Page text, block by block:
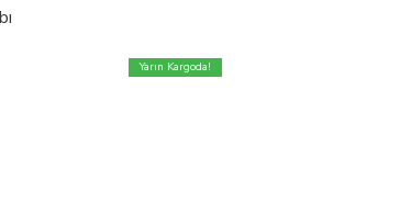
Yarın Kargoda!